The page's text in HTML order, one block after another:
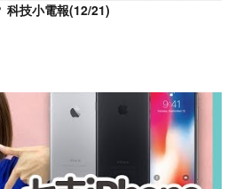
科技小電報(12/21)